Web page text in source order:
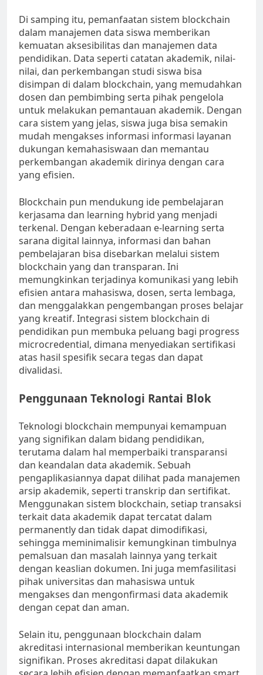
Di samping itu, pemanfaatan sistem blockchain
dalam manajemen data siswa memberikan
kemuatan aksesibilitas dan manajemen data
pendidikan. Data seperti catatan akademik, nilai-
nilai, dan perkembangan studi siswa bisa
disimpan di dalam blockchain, yang memudahkan
dosen dan pembimbing serta pihak pengelola
untuk melakukan pemantauan akademik. Dengan
cara sistem yang jelas, siswa juga bisa semakin
mudah mengakses informasi informasi layanan
dukungan kemahasiswaan dan memantau
perkembangan akademik dirinya dengan cara
yang efisien.
Blockchain pun mendukung ide pembelajaran
kerjasama dan learning hybrid yang menjadi
terkenal. Dengan keberadaan e-learning serta
sarana digital lainnya, informasi dan bahan
pembelajaran bisa disebarkan melalui sistem
blockchain yang dan transparan. Ini
memungkinkan terjadinya komunikasi yang lebih
efisien antara mahasiswa, dosen, serta lembaga,
dan menggalakkan pengembangan proses belajar
yang kreatif. Integrasi sistem blockchain di
pendidikan pun membuka peluang bagi progress
microcredential, dimana menyediakan sertifikasi
atas hasil spesifik secara tegas dan dapat
divalidasi.
Penggunaan Teknologi Rantai Blok
Teknologi blockchain mempunyai kemampuan
yang signifikan dalam bidang pendidikan,
terutama dalam hal memperbaiki transparansi
dan keandalan data akademik. Sebuah
pengaplikasiannya dapat dilihat pada manajemen
arsip akademik, seperti transkrip dan sertifikat.
Menggunakan sistem blockchain, setiap transaksi
terkait data akademik dapat tercatat dalam
permanently dan tidak dapat dimodifikasi,
sehingga meminimalisir kemungkinan timbulnya
pemalsuan dan masalah lainnya yang terkait
dengan keaslian dokumen. Ini juga memfasilitasi
pihak universitas dan mahasiswa untuk
mengakses dan mengonfirmasi data akademik
dengan cepat dan aman.
Selain itu, penggunaan blockchain dalam
akreditasi internasional memberikan keuntungan
signifikan. Proses akreditasi dapat dilakukan